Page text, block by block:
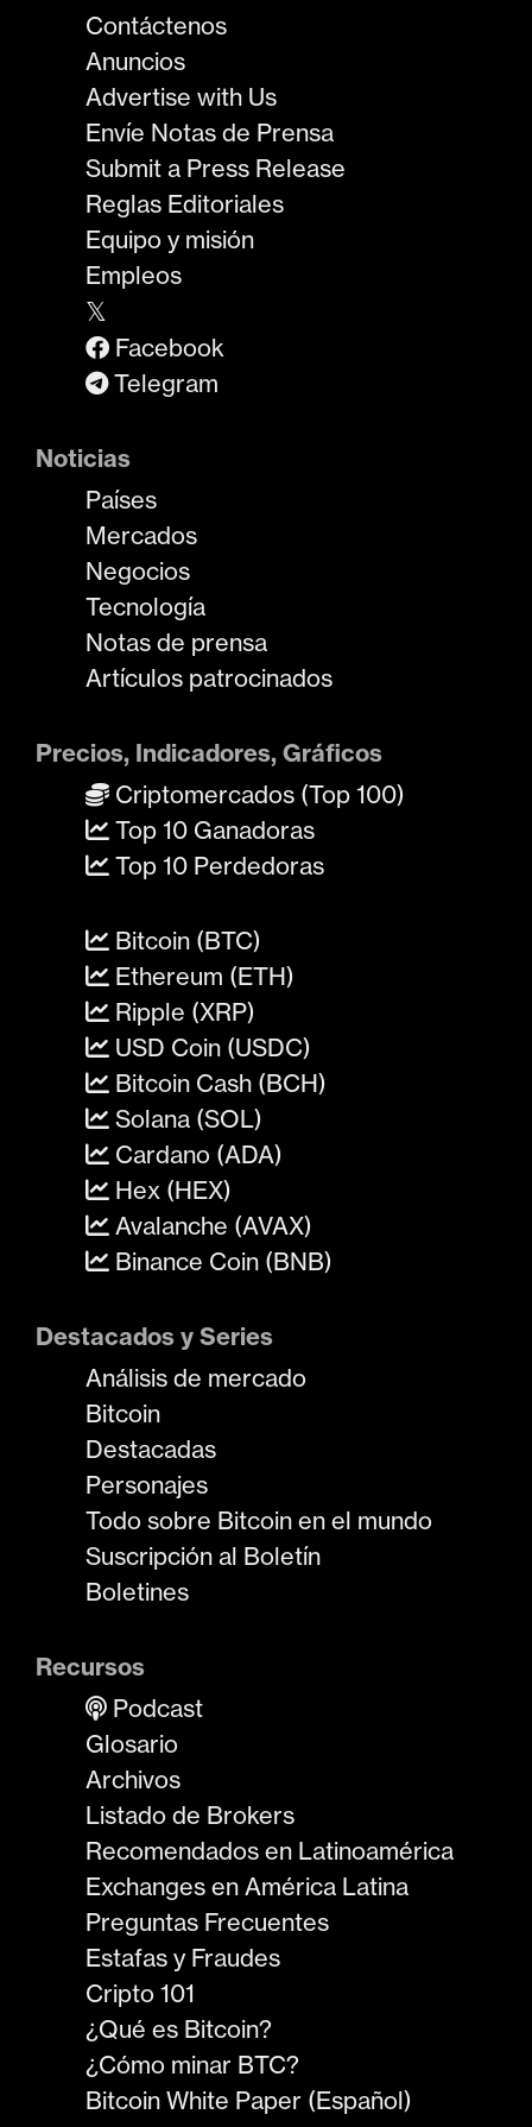
Contáctenos
Anuncios
Advertise with Us
Envíe Notas de Prensa
Submit a Press Release
Reglas Editoriales
Equipo y misión
Empleos
𝕏
Facebook
Telegram
Noticias
Países
Mercados
Negocios
Tecnología
Notas de prensa
Artículos patrocinados
Precios, Indicadores, Gráficos
Criptomercados (Top 100)
Top 10 Ganadoras
Top 10 Perdedoras
Bitcoin (BTC)
Ethereum (ETH)
Ripple (XRP)
USD Coin (USDC)
Bitcoin Cash (BCH)
Solana (SOL)
Cardano (ADA)
Hex (HEX)
Avalanche (AVAX)
Binance Coin (BNB)
Destacados y Series
Análisis de mercado
Bitcoin
Destacadas
Personajes
Todo sobre Bitcoin en el mundo
Suscripción al Boletín
Boletines
Recursos
Podcast
Glosario
Archivos
Listado de Brokers
Recomendados en Latinoamérica
Exchanges en América Latina
Preguntas Frecuentes
Estafas y Fraudes
Cripto 101
¿Qué es Bitcoin?
¿Cómo minar BTC?
Bitcoin White Paper (Español)